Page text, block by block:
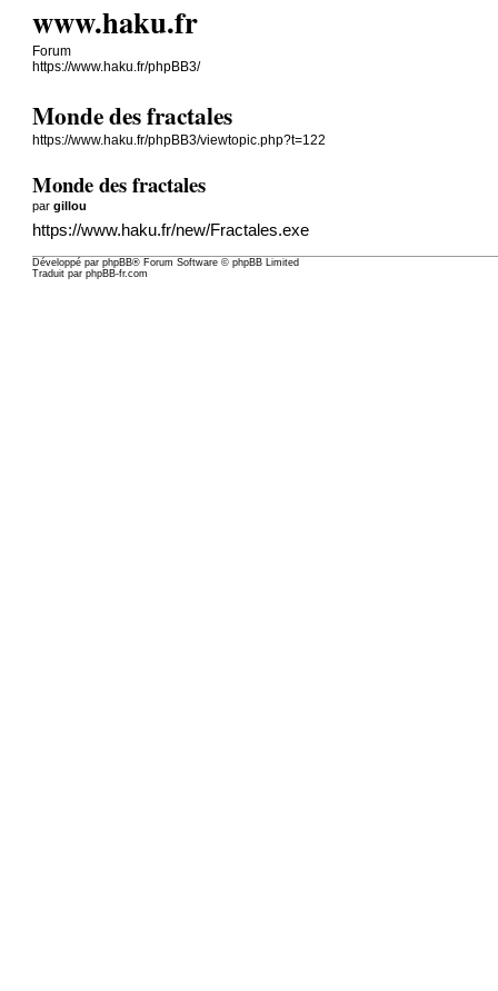
www.haku.fr
Forum
https://www.haku.fr/phpBB3/
Monde des fractales
https://www.haku.fr/phpBB3/viewtopic.php?t=122
Monde des fractales
pargillou
https://www.haku.fr/new/Fractales.exe
Développé parphpBB® Forum Software © phpBB Limited
Traduit parphpBB-fr.com